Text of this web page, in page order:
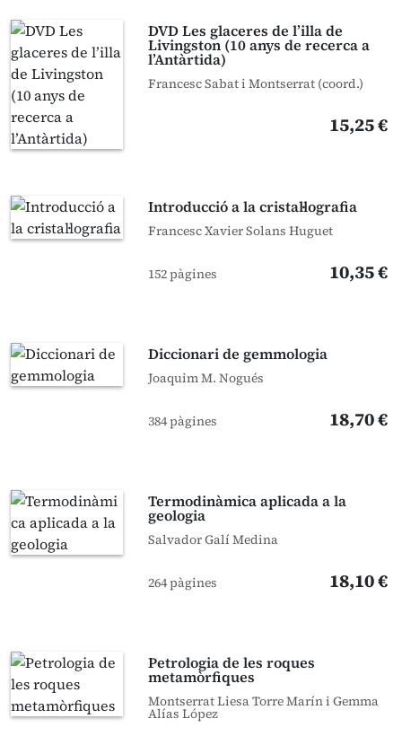
DVD Les glaceres de l’illa de
Livingston (10 anys de recerca a
l’Antàrtida)
Francesc Sabat i Montserrat (coord.)
15,25 €
Introducció a la cristal·lografia
Francesc Xavier Solans Huguet
152 pàgines 10,35 €
Diccionari de gemmologia
Joaquim M. Nogués
384 pàgines 18,70 €
Termodinàmica aplicada a la
geologia
Salvador Galí Medina
264 pàgines 18,10 €
Petrologia de les roques
metamòrfiques
Montserrat Liesa Torre Marín i Gemma
Alías López